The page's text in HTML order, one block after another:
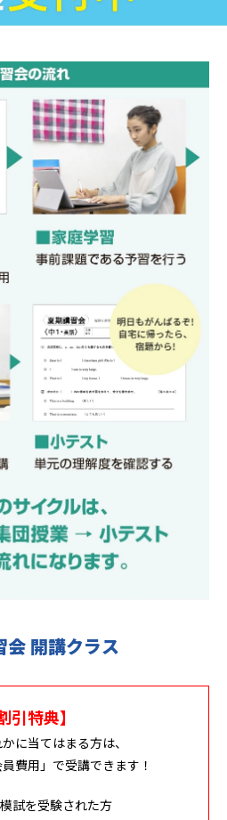
会 開講クラス
引特典】
に当てはまる方は、
費用」で受講できます！
試を受験された方